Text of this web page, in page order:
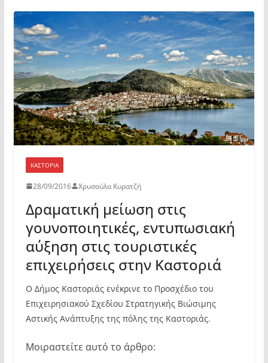
b
o
o
k
A
p
p
σ
τε
ίτ
ε
ΚΑΣΤΟΡΙΆ
28/09/2016 Χρυσούλα Κυρατζή
Δραματική μείωση στις
γουνοποιητικές, εντυπωσιακή
αύξηση στις τουριστικές
επιχειρήσεις στην Καστοριά
Ο Δήμος Καστοριάς ενέκρινε το Προσχέδιο του
Επιχειρησιακού Σχεδίου Στρατηγικής Βιώσιμης
Αστικής Ανάπτυξης της πόλης της Καστοριάς.
Μοιραστείτε αυτό το άρθρο: